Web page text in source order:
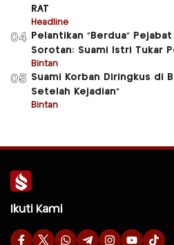
RAT
Headline
04
Pelantikan “Berdua”
Sorotan: Suami Istri Tukar
Bintan
05 Suami Korban Diringkus di
Setelah Kejadian”
Bintan
Ikuti Kami